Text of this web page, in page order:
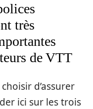
très
de VTT
d’assurer
ici sur les trois